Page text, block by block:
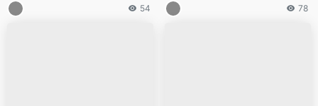
54 78